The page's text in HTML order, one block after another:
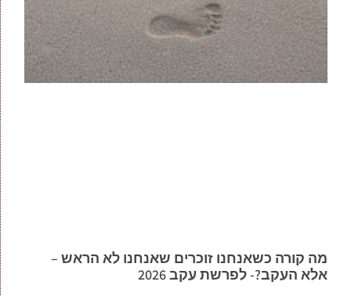
מה קורה כשאנחנו זוכרים שאנחנו לא הראש –
אלא העקב?- לפרשת עקב 2026